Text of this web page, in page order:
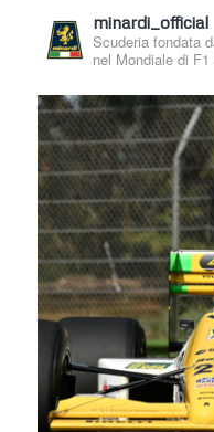
minardi_official
Scuderia fondata
nel Mondiale di